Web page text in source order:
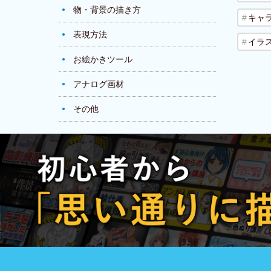
物・背景の描き方
表現方法
お絵かきツール
アナログ画材
その他
キャ
イラ